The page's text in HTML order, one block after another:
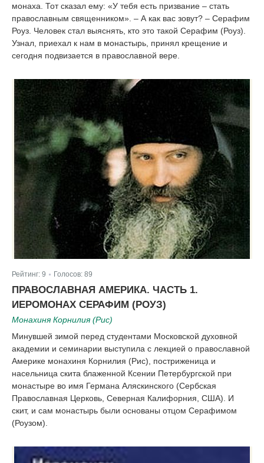
монаха. Тот сказал ему: «У тебя есть призвание – стать
православным священником». – А как вас зовут? – Серафим
Роуз. Человек стал выяснять, кто это такой Серафим (Роуз).
Узнал, приехал к нам в монастырь, принял крещение и
сегодня подвизается в православной вере.
Рейтинг: 9 Голосов: 89
ПРАВОСЛАВНАЯ АМЕРИКА. ЧАСТЬ 1.
ИЕРОМОНАХ СЕРАФИМ (РОУЗ)
Монахиня Корнилия (Рис)
Минувшей зимой перед студентами Московской духовной
академии и семинарии выступила с лекцией о православной
Америке монахиня Корнилия (Рис), постриженица и
насельница скита блаженной Ксении Петербургской при
монастыре во имя Германа Аляскинского (Сербская
Православная Церковь, Северная Калифорния, США). И
скит, и сам монастырь были основаны отцом Серафимом
(Роузом).